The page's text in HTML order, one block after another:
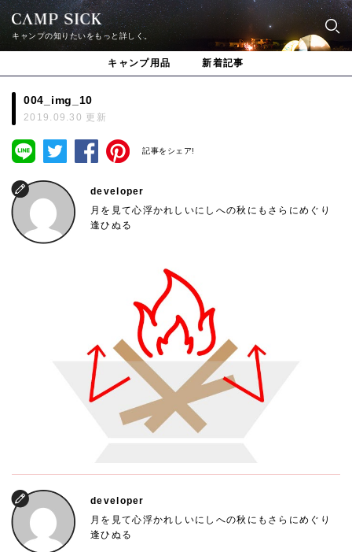
キャンプの知りたいをもっと詳しく。
キャンプ用品 新着記事
004_img_10
2019.09.30 更新
記事をシェア!
developer
月を見て心浮かれしいにしへの秋にもさらにめぐり
逢ひぬる
developer
月を見て心浮かれしいにしへの秋にもさらにめぐり
逢ひぬる